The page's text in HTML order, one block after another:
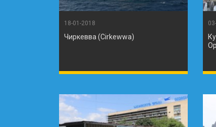
18-01-2018
Чиркевва (Cirkewwa)